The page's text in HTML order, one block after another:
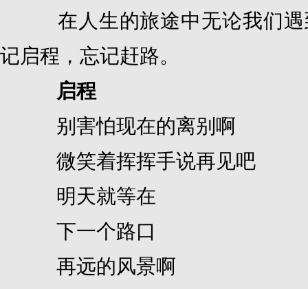
在人生的旅途中无论我们遇
记启程，忘记赶路。
启程
别害怕现在的离别啊
微笑着挥挥手说再见吧
明天就等在
下一个路口
再远的风景啊